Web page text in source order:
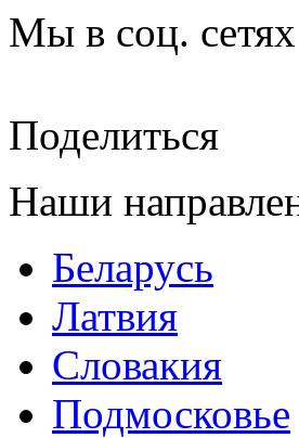
Мы в соц. сетях
Поделиться
Наши
Беларусь
Латвия
Словакия
Подмосковье